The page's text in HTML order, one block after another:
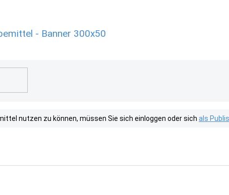
- Banner 300x50
nutzen zu können, müssen Sie sich einloggen oder sich als